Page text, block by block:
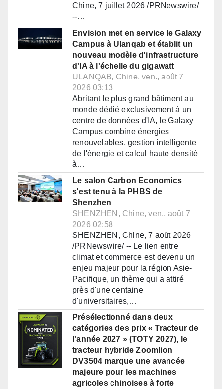
Chine, 7 juillet 2026 /PRNewswire/
--…
Envision met en service le Galaxy
Campus à Ulanqab et établit un
nouveau modèle d'infrastructure
d'IA à l'échelle du gigawatt
ULANQAB, Chine, ven., août 7
2026 03:13
Abritant le plus grand bâtiment au
monde dédié exclusivement à un
centre de données d'IA, le Galaxy
Campus combine énergies
renouvelables, gestion intelligente
de l'énergie et calcul haute densité
à…
Le salon Carbon Economics
s'est tenu à la PHBS de
Shenzhen
SHENZHEN, Chine, ven., août 7
2026 02:58
SHENZHEN, Chine, 7 août 2026
/PRNewswire/ -- Le lien entre
climat et commerce est devenu un
enjeu majeur pour la région Asie-
Pacifique, un thème qui a attiré
près d'une centaine
d'universitaires,…
Présélectionné dans deux
catégories des prix « Tracteur de
l'année 2027 » (TOTY 2027), le
tracteur hybride Zoomlion
DV3504 marque une avancée
majeure pour les machines
agricoles chinoises à forte